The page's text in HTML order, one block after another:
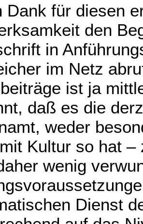
Dank für diesen
den
in
im Netz
ist ja
daß es die
weder
Kultur so hat
wenig
Dienst